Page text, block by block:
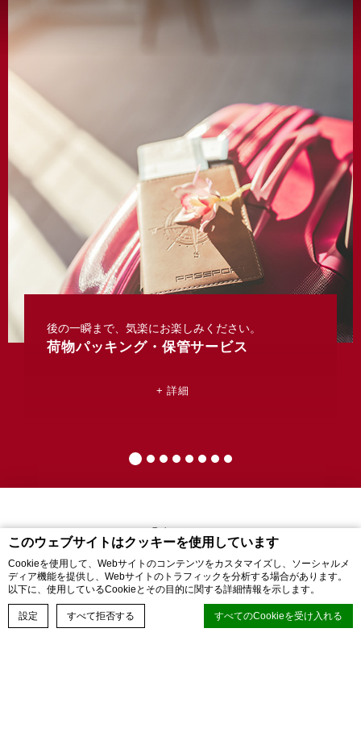
このウェブサイトはクッキーを使用しています
Cookieを使用して、Webサイトのコンテンツをカスタマイズし、ソーシャルメ
ディア機能を提供し、Webサイトのトラフィックを分析する場合があります。
以下に、使用しているCookieとその目的に関する詳細情報を示します。
設定 すべて拒否する すべてのCookieを受け入れる
経験を予約する
後の一瞬まで、気楽にお楽しみください。
荷物パッキング・保管サービス
詳細
5, Yongji-ro 169beon-gil, Seongsan-gu, Changwon-si, Gyeongsangnam-
do,Changwon,51436,Korea
電話番号 +82-55-263-7200
- FAX +82-55-285-7200
webmaster@hotelavenue.co.kr